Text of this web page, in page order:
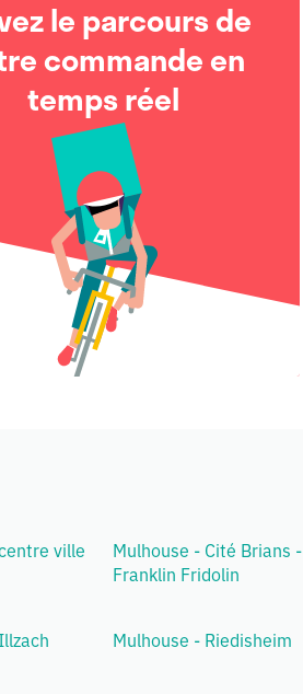
le parcours de
commande en
temps réel
ville
Mulhouse - Cité Brians -
Franklin Fridolin
Mulhouse - Riedisheim